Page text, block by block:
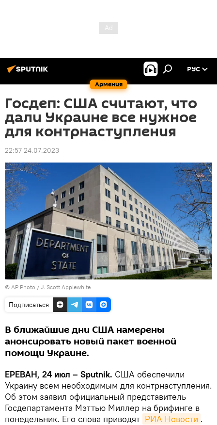
Армения
РУС
Госдеп: США считают, что
дали Украине все нужное
для контрнаступления
22:57 24.07.2023
© AP Photo / J. Scott Applewhite
Подписаться
В ближайшие дни США намерены
анонсировать новый пакет военной
помощи Украине.
ЕРЕВАН, 24 июл – Sputnik. США обеспечили
Украину всем необходимым для контрнаступления.
Об этом заявил официальный представитель
Госдепартамента Мэттью Миллер на брифинге в
понедельник. Его слова приводят РИА Новости .